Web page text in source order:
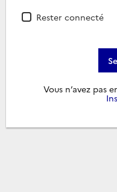
Rester connecté
Vous n’avez pas